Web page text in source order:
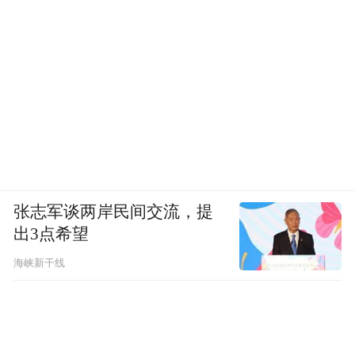
张志军谈两岸民间交流，提
出3点希望
海峡新干线